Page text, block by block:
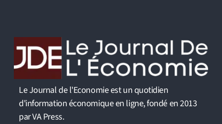
Le Journal de l'Economie est un quotidien
d'information économique en ligne, fondé en 2013
par VA Press.